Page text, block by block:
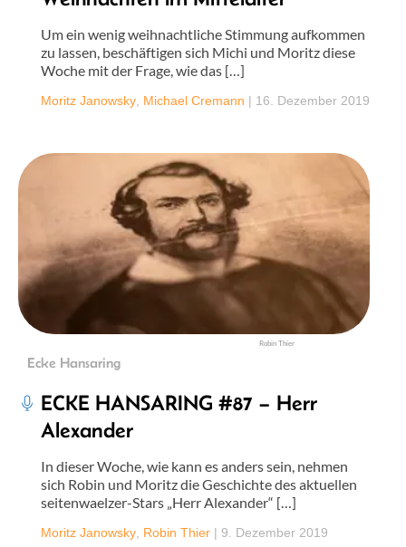
Um ein wenig weihnachtliche Stimmung aufkommen
zu lassen, beschäftigen sich Michi und Moritz diese
Woche mit der Frage, wie das […]
Moritz Janowsky, Michael Cremann | 16. Dezember 2019
Robin Thier
Ecke Hansaring
ECKE HANSARING #87 – Herr
Alexander
In dieser Woche, wie kann es anders sein, nehmen
sich Robin und Moritz die Geschichte des aktuellen
seitenwaelzer-Stars „Herr Alexander“ […]
Moritz Janowsky, Robin Thier | 9. Dezember 2019